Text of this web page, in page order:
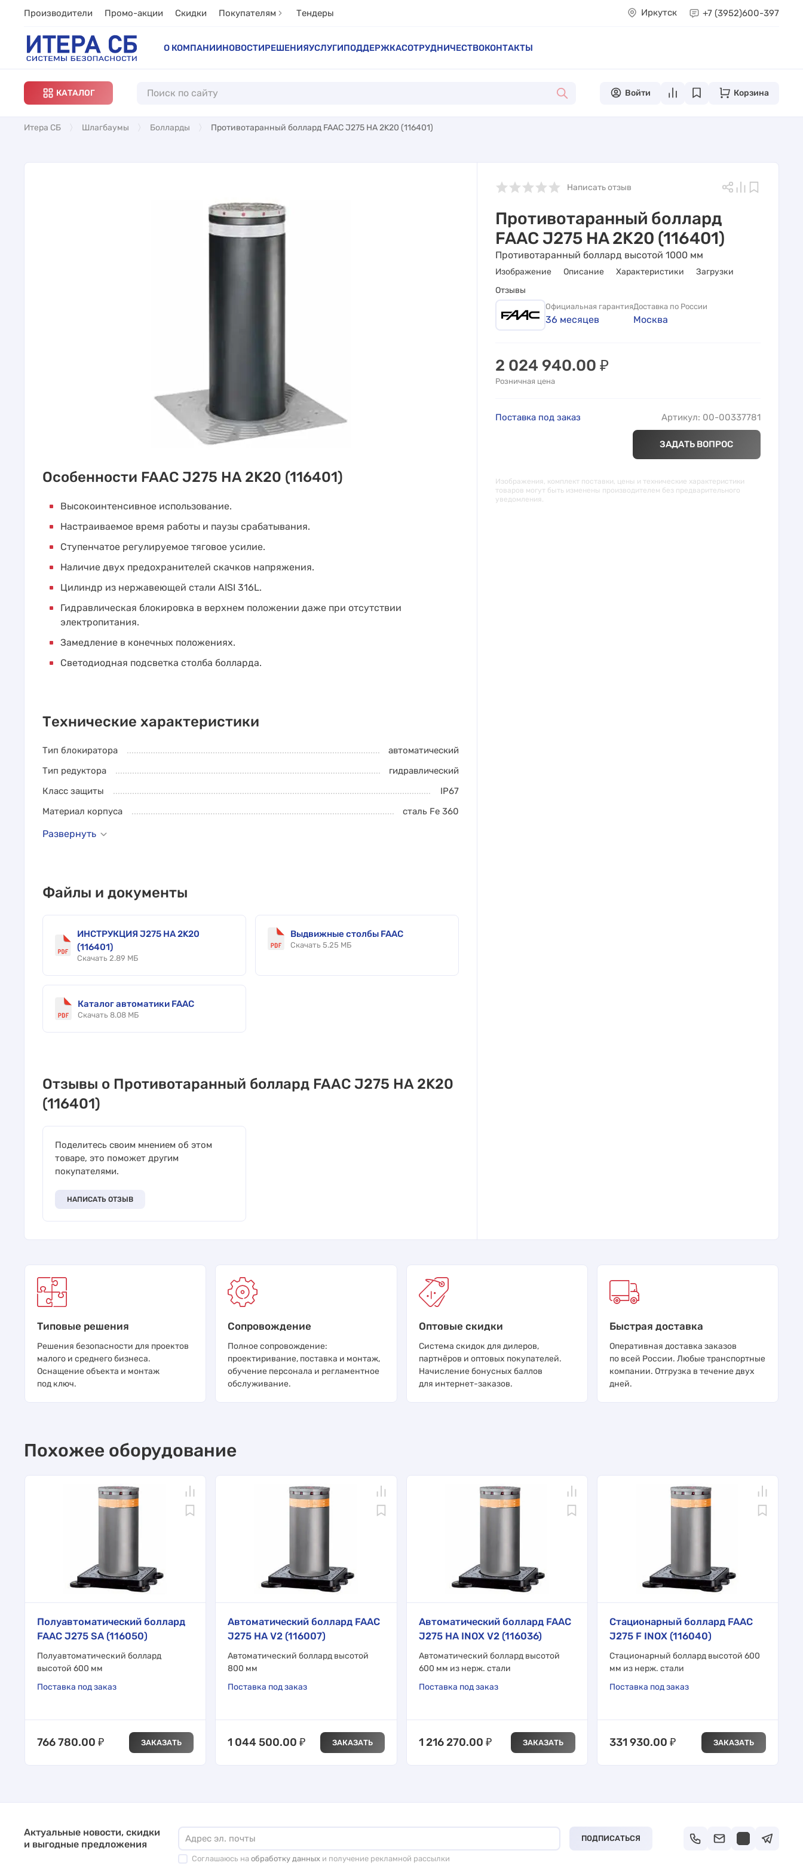
Производители Промо-акции Скидки Покупателям Тендеры Иркутск +7 (3952)600-397
О КОМПАНИИНОВОСТИРЕШЕНИЯУСЛУГИПОДДЕРЖКАСОТРУДНИЧЕСТВОКОНТАКТЫ
КАТАЛОГ Войти Корзина
Итера СБ Шлагбаумы Болларды Противотаранный боллард FAAC J275 HA 2K20 (116401)
Написать отзыв
Противотаранный боллард
FAAC J275 HA 2K20 (116401)
Противотаранный боллард высотой 1000 мм
Изображение Описание Характеристики
Загрузки
Отзывы
Официальная гарантия
36 месяцев
Доставка по России
Москва
2 024 940.00 ₽
Розничная цена
Поставка под заказ Артикул: 00-00337781
ЗАДАТЬ ВОПРОС
Изображения, комплект поставки, цены и технические характеристики
товаров могут быть изменены производителем без предварительного
уведомления.
Особенности FAAC J275 HA 2K20 (116401)
Высокоинтенсивное использование.
Настраиваемое время работы и паузы срабатывания.
Ступенчатое регулируемое тяговое усилие.
Наличие двух предохранителей скачков напряжения.
Цилиндр из нержавеющей стали AISI 316L.
Гидравлическая блокировка в верхнем положении даже при отсутствии
электропитания.
Замедление в конечных положениях.
Светодиодная подсветка столба болларда.
Технические характеристики
Тип блокиратора
автоматический
Тип редуктора
гидравлический
Класс защиты
IP67
Материал корпуса
сталь Fe 360
Развернуть
Файлы и документы
ИНСТРУКЦИЯ J275 HA 2K20
(116401)
Скачать 2.89 МБ
Выдвижные столбы FAAC
Скачать 5.25 МБ
Каталог автоматики FAAC
Скачать 8.08 МБ
Отзывы о Противотаранный боллард FAAC J275 HA 2K20
(116401)
Поделитесь своим мнением об этом
товаре, это поможет другим
покупателями.
НАПИСАТЬ ОТЗЫВ
Типовые решения
Решения безопасности для проектов
малого и среднего бизнеса.
Оснащение объекта и монтаж
под ключ.
Сопровождение
Полное сопровождение:
проектиривание, поставка и монтаж,
обучение персонала и регламентное
обслуживание.
Оптовые скидки
Система скидок для дилеров,
партнёров и оптовых покупателей.
Начисление бонусных баллов
для интернет-заказов.
Быстрая доставка
Оперативная доставка заказов
по всей России. Любые транспортные
компании. Отгрузка в течение двух
дней.
Похожее оборудование
Полуавтоматический боллард
FAAC J275 SA (116050)
Полуавтоматический боллард
высотой 600 мм
Поставка под заказ
766 780.00 ₽ ЗАКАЗАТЬ
Автоматический боллард FAAC
J275 HA V2 (116007)
Автоматический боллард высотой
800 мм
Поставка под заказ
1 044 500.00 ₽ ЗАКАЗАТЬ
Автоматический боллард FAAC
J275 HA INOX V2 (116036)
Автоматический боллард высотой
600 мм из нерж. стали
Поставка под заказ
1 216 270.00 ₽ ЗАКАЗАТЬ
Стационарный боллард FAAC
J275 F INOX (116040)
Стационарный боллард высотой 600
мм из нерж. стали
Поставка под заказ
331 930.00 ₽ ЗАКАЗАТЬ
Актуальные новости, скидки
и выгодные предложения
ПОДПИСАТЬСЯ
Соглашаюсь на обработку данных и получение рекламной рассылки